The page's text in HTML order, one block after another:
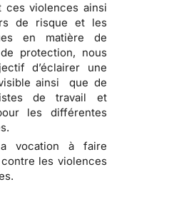
ces violences ainsi
de risque et les
en matière de
protection, nous
d’éclairer une
ainsi que de
de travail et
les différentes
vocation à faire
les violences